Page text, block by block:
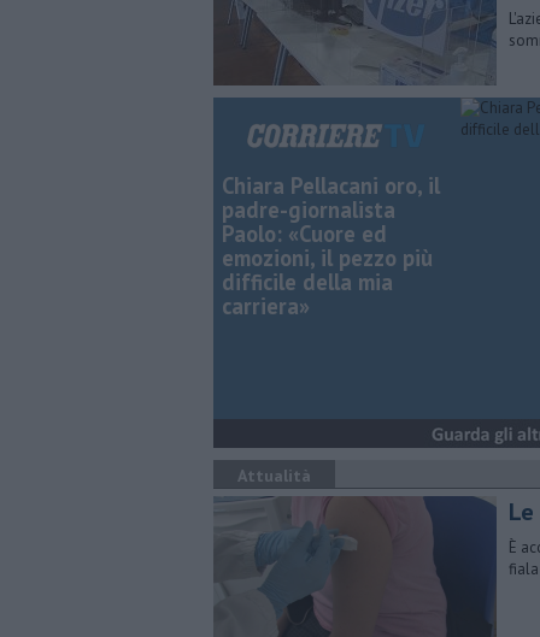
Chiara Pellacani oro, il
padre-giornalista
Paolo: «Cuore ed
emozioni, il pezzo più
difficile della mia
carriera»
Attualità
È